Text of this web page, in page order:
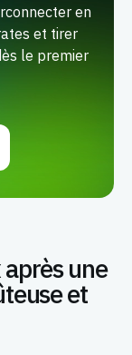
en
et tirer
le premier
une
et